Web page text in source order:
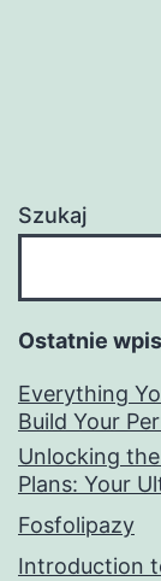
Szukaj
Ostatnie
Everything
Build Your
Unlocking
Plans: Your
Fosfolipazy
Introduction